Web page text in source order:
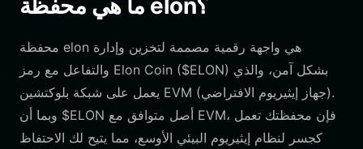
ما هي محفظة elon؟
محفظة elon هي واجهة رقمية مصممة لتخزين وإدارة
والتفاعل مع رمز Elon Coin ($ELON) بشكل آمن، والذي
يعمل على شبكة بلوكتشين EVM (جهاز إيثيريوم الافتراضي).
وبما أن $ELON أصل متوافق مع EVM، فإن محفظتك تعمل
كجسر لنظام إيثيريوم البيئي الأوسع، مما يتيح لك الاحتفاظ